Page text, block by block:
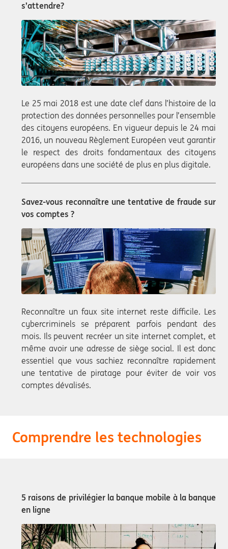
s’attendre?
Le 25 mai 2018 est une date clef dans l’histoire de la
protection des données personnelles pour l’ensemble
des citoyens européens. En vigueur depuis le 24 mai
2016, un nouveau Règlement Européen veut garantir
le respect des droits fondamentaux des citoyens
européens dans une société de plus en plus digitale.
Savez-vous reconnaître une tentative de fraude sur
vos comptes ?
Reconnaître un faux site internet reste difficile. Les
cybercriminels se préparent parfois pendant des
mois. Ils peuvent recréer un site internet complet, et
même avoir une adresse de siège social. Il est donc
essentiel que vous sachiez reconnaître rapidement
une tentative de piratage pour éviter de voir vos
comptes dévalisés.
Comprendre les technologies
5 raisons de privilégier la banque mobile à la banque
en ligne